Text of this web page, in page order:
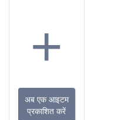
+
अब एक आइटम
प्रकाशित करें